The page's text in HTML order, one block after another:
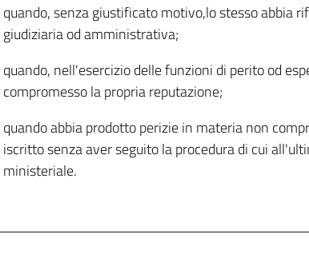
quando, senza giustificato motivo,lo stesso abbia
giudiziaria od amministrativa;
quando, nell'esercizio delle funzioni di perito od
compromesso la propria reputazione;
quando abbia prodotto perizie in materia non
iscritto senza aver seguito la procedura di cui
ministeriale.